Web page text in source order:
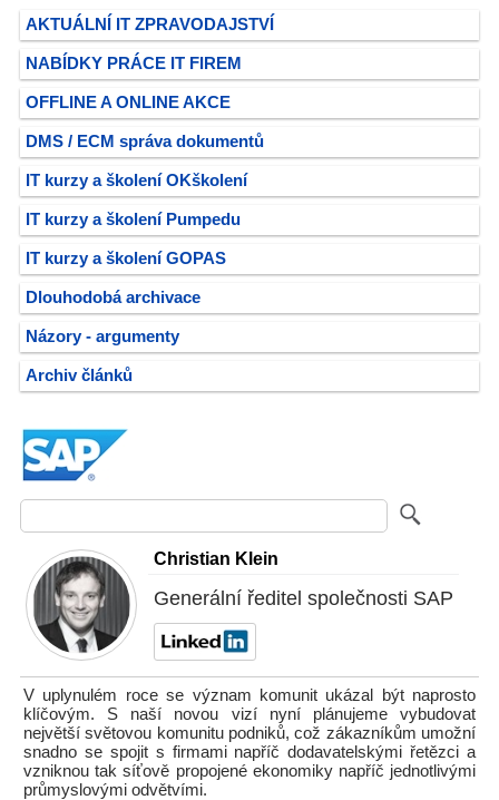
AKTUÁLNÍ IT ZPRAVODAJSTVÍ
NABÍDKY PRÁCE IT FIREM
OFFLINE A ONLINE AKCE
DMS / ECM správa dokumentů
IT kurzy a školení OKškolení
IT kurzy a školení Pumpedu
IT kurzy a školení GOPAS
Dlouhodobá archivace
Názory - argumenty
Archiv článků
Christian Klein
Generální ředitel společnosti SAP
V uplynulém roce se význam komunit ukázal být naprosto
klíčovým. S naší novou vizí nyní plánujeme vybudovat
největší světovou komunitu podniků, což zákazníkům umožní
snadno se spojit s firmami napříč dodavatelskými řetězci a
vzniknou tak síťově propojené ekonomiky napříč jednotlivými
průmyslovými odvětvími.